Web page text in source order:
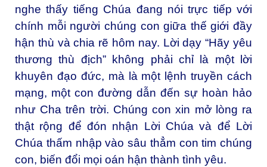
nghe thấy tiếng Chúa đang nói trực tiếp với
chính mỗi người chúng con giữa thế giới đầy
hận thù và chia rẽ hôm nay. Lời dạy “Hãy yêu
thương thù địch” không phải chỉ là một lời
khuyên đạo đức, mà là một lệnh truyền cách
mạng, một con đường dẫn đến sự hoàn hảo
như Cha trên trời. Chúng con xin mở lòng ra
thật rộng để đón nhận Lời Chúa và để Lời
Chúa thấm nhập vào sâu thẳm con tim chúng
con, biến đổi mọi oán hận thành tình yêu.